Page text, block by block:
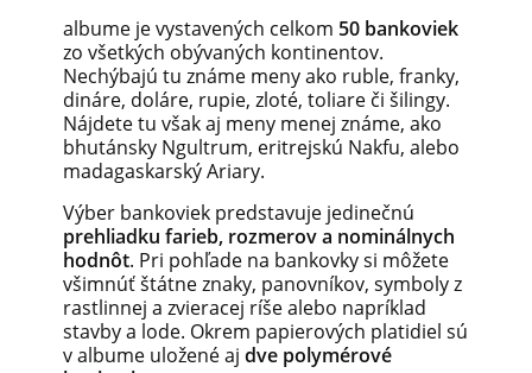
albume je vystavených celkom 50 bankoviek
zo všetkých obývaných kontinentov.
Nechýbajú tu známe meny ako ruble, franky,
dináre, doláre, rupie, zloté, toliare či šilingy.
Nájdete tu však aj meny menej známe, ako
bhutánsky Ngultrum, eritrejskú Nakfu, alebo
madagaskarský Ariary.
Výber bankoviek predstavuje jedinečnú
prehliadku farieb, rozmerov a nominálnych
hodnôt. Pri pohľade na bankovky si môžete
všimnúť štátne znaky, panovníkov, symboly z
rastlinnej a zvieracej ríše alebo napríklad
stavby a lode. Okrem papierových platidiel sú
v albume uložené aj dve polymérové